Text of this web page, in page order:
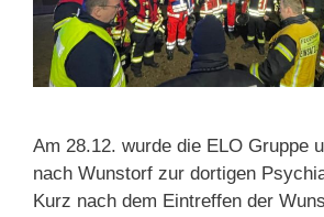
Am 28.12. wurde die ELO Gruppe
nach Wunstorf zur dortigen
Kurz nach dem Eintreffen der